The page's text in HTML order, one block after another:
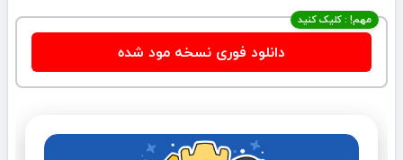
مهم! : کلیک کنید
دانلود فوری نسخه مود شده